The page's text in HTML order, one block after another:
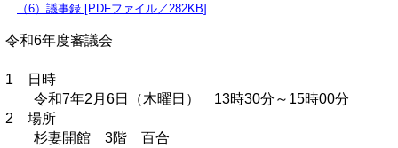
（6）議事録 [PDFファイル／282KB]
令和6年度審議会
1 日時
令和7年2月6日（木曜日） 13時30分～15時00分
2 場所
杉妻開館 3階 百合